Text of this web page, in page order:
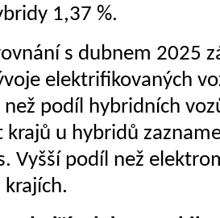
1,37 %.
s dubnem 2025
elektrifikovaných
podíl hybridních
krajů u hybridů
Vyšší podíl než